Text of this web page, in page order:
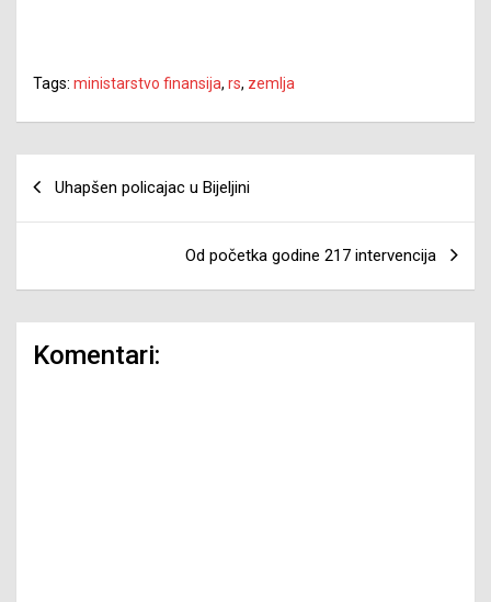
Tags: ministarstvo finansija, rs, zemlja
članaka
Uhapšen policajac u Bijeljini
Od početka godine 217 intervencija
Komentari: